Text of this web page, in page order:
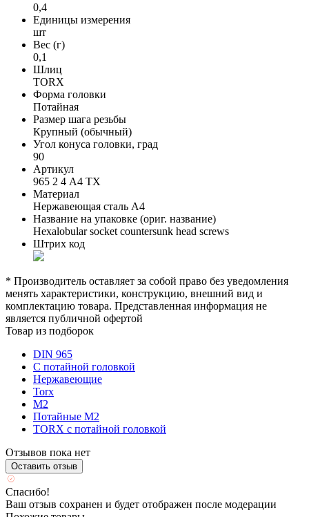
0,4
Единицы измерения
шт
Вес (г)
0,1
Шлиц
TORX
Форма головки
Потайная
Размер шага резьбы
Крупный (обычный)
Угол конуса головки, град
90
Артикул
965 2 4 А4 TX
Материал
Нержавеющая сталь А4
Название на упаковке (ориг. название)
Hexalobular socket countersunk head screws
Штрих код
* Производитель оставляет за собой право без уведомления
менять характеристики, конструкцию, внешний вид и
комплектацию товара. Представленная информация не
является публичной офертой
Товар из подборок
DIN 965
С потайной головкой
Нержавеющие
Torx
М2
Потайные М2
TORX с потайной головкой
Отзывов пока нет
Оставить отзыв
Спасибо!
Ваш отзыв сохранен и будет отображен после модерации